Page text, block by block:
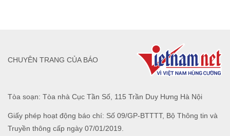
Tòa soạn: Tòa nhà Cục Tần Số, 115 Trần Duy Hưng Hà Nội
Giấy phép hoạt động báo chí: Số 09/GP-BTTTT, Bộ Thông tin và
Truyền thông cấp ngày 07/01/2019.
CHUYÊN TRANG CỦA BÁO